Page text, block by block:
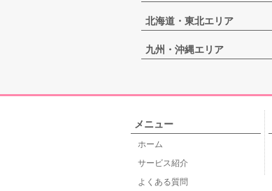
北海道・東北エリア
九州・沖縄エリア
メニュー
ホーム
サービス紹介
よくある質問